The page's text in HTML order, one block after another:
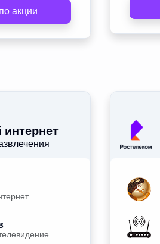
акции